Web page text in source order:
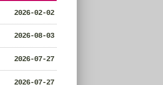
2026-02-02
2026-08-03
2026-07-27
2026-07-27